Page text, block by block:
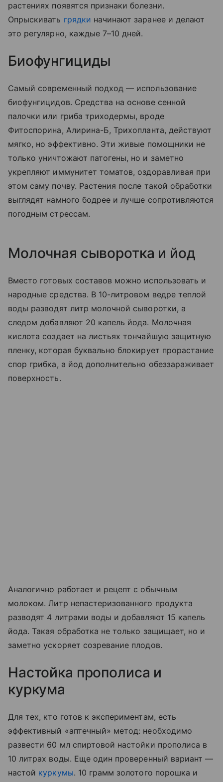
растениях появятся признаки болезни.
Опрыскивать грядки начинают заранее и делают
это регулярно, каждые 7–10 дней.
Биофунгициды
Самый современный подход — использование
биофунгицидов. Средства на основе сенной
палочки или гриба триходермы, вроде
Фитоспорина, Алирина-Б, Трихопланта, действуют
мягко, но эффективно. Эти живые помощники не
только уничтожают патогены, но и заметно
укрепляют иммунитет томатов, оздоравливая при
этом саму почву. Растения после такой обработки
выглядят намного бодрее и лучше сопротивляются
погодным стрессам.
Молочная сыворотка и йод
Вместо готовых составов можно использовать и
народные средства. В 10-литровом ведре теплой
воды разводят литр молочной сыворотки, а
следом добавляют 20 капель йода. Молочная
кислота создает на листьях тончайшую защитную
пленку, которая буквально блокирует прорастание
спор грибка, а йод дополнительно обеззараживает
поверхность.
Аналогично работает и рецепт с обычным
молоком. Литр непастеризованного продукта
разводят 4 литрами воды и добавляют 15 капель
йода. Такая обработка не только защищает, но и
заметно ускоряет созревание плодов.
Настойка прополиса и
куркума
Для тех, кто готов к экспериментам, есть
эффективный «аптечный» метод: необходимо
развести 60 мл спиртовой настойки прополиса в
10 литрах воды. Еще один проверенный вариант —
настой куркумы. 10 грамм золотого порошка и